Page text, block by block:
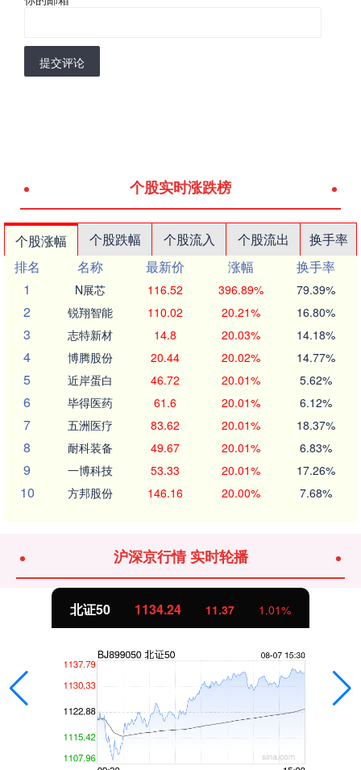
提交评论
个股实时涨跌榜
个股涨幅 个股跌幅 个股流入 个股流出
换手率
排名
名称 最新价 涨幅
换手率
1
N展芯 116.52 396.89% 79.39%
2 锐翔智能 110.02 20.21% 16.80%
3 志特新材 14.8 20.03% 14.18%
4 博腾股份 20.44 20.02% 14.77%
5 近岸蛋白 46.72 20.01% 5.62%
6 毕得医药 61.6 20.01% 6.12%
7 五洲医疗 83.62 20.01% 18.37%
8 耐科装备 49.67 20.01% 6.83%
9 一博科技 53.33 20.01% 17.26%
10 方邦股份 146.16 20.00% 7.68%
沪深京行情 实时轮播
北证50 1134.24 11.37 1.01%